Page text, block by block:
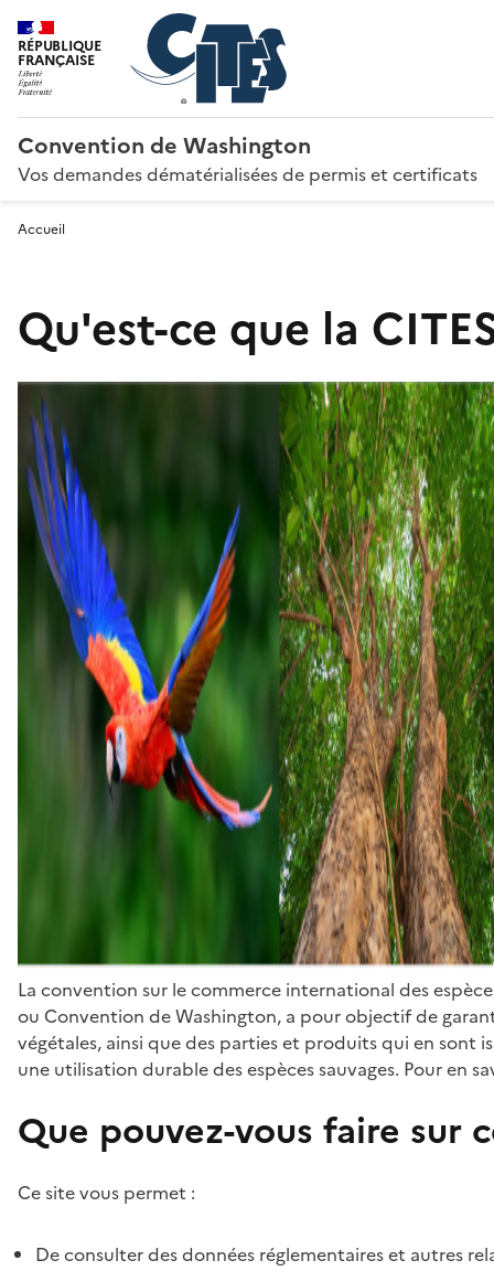
RÉPUBLIQUE
FRANÇAISE
Convention de Washington
Vos demandes dématérialisées de permis et certificats
Accueil
Qu'est-ce que la
La convention sur le commerce international des
ou Convention de Washington, a pour objectif de
végétales, ainsi que des parties et produits qui en sont
une utilisation durable des espèces sauvages. Pour en
Que pouvez-vous faire sur
Ce site vous permet :
De consulter des données réglementaires et autres